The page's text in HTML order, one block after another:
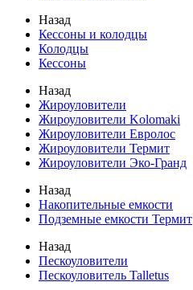
Назад
Кессоны и колодцы
Колодцы
Кессоны
Назад
Жироуловители
Жироуловители Kolomaki
Жироуловители Евролос
Жироуловители Термит
Жироуловители Эко-Гранд
Назад
Накопительные емкости
Подземные емкости Термит
Назад
Пескоуловители
Пескоуловитель Talletus